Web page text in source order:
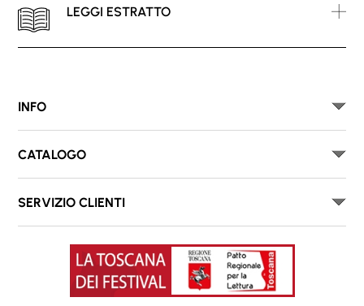
LEGGI ESTRATTO
INFO
CATALOGO
SERVIZIO CLIENTI